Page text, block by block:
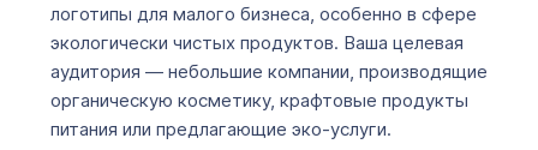
логотипы для малого бизнеса, особенно в сфере
экологически чистых продуктов. Ваша целевая
аудитория — небольшие компании, производящие
органическую косметику, крафтовые продукты
питания или предлагающие эко-услуги.